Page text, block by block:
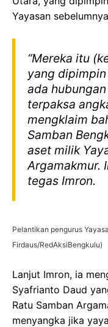
Yayasan
“Mereka itu
yang
ada
terpaksa
mengklaim
Samban
aset milik
Argamakmur.
tegas Imron.
Pelantikan pengurus
Firdaus/RedAksiBengkulu)
Lanjut Imron, ia
Syafrianto Daud
Ratu Samban
menyangka jika